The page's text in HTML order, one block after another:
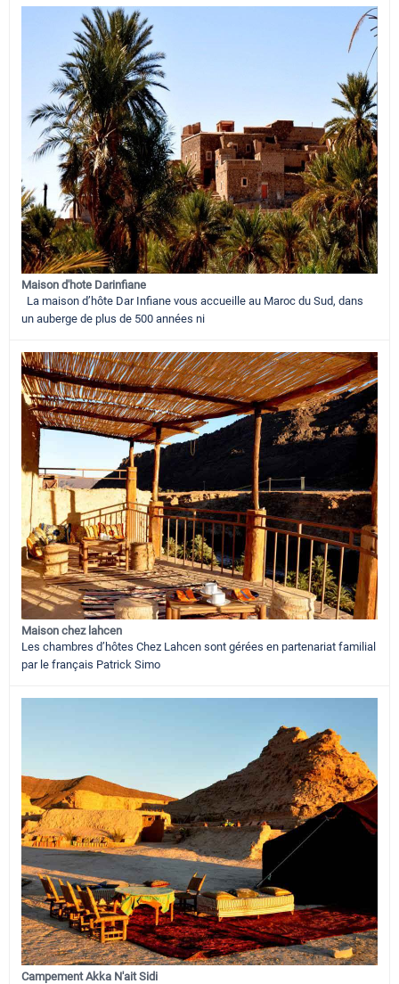
Maison d'hote Darinfiane
La maison d’hôte Dar Infiane vous accueille au Maroc du Sud, dans
un auberge de plus de 500 années ni
Maison chez lahcen
Les chambres d’hôtes Chez Lahcen sont gérées en partenariat familial
par le français Patrick Simo
Campement Akka N'ait Sidi